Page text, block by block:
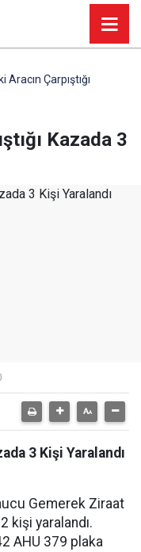
Aracın Çarpıştığı
Kazada 3
3 Kişi Yaralandı
Gemerek Ziraat
kişi yaralandı.
AHU 379 plaka